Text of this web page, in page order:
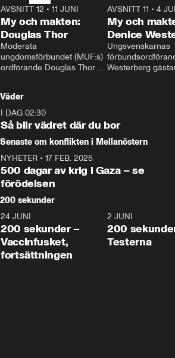
26:27
AVSNITT 12 • 11 JUNI
My och makten:
Douglas Thor
Moderata
ungdomsförbundet (MUF:s)
ordförande Douglas Thor
tonårsutvisningarna och hur
Moderaterna ska locka
väljare till valet i höst.
AVSNITT 11 •4
My och
Denice
Ungsvenskarnas
Westerberg
Väder
I DAG 02:30
Så blir vädret där du bor
Senaste om konflikten i Mellanöstern
NYHETER • 17 FEB. 2025
500 dagar av krig i Gaza – se
förödelsen
200 sekunder
5:00
24 JUNI
200 sekunder –
Vaccinfusket,
fortsättningen
2 JUNI
200
Testerna